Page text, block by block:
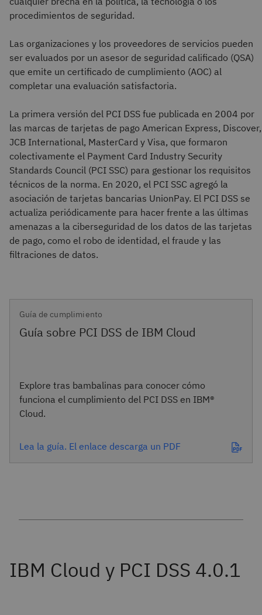
procedimientos de seguridad.
Las organizaciones y los proveedores de servicios pueden
ser evaluados por un asesor de seguridad calificado (QSA)
que emite un certificado de cumplimiento (AOC) al
completar una evaluación satisfactoria.
La primera versión del PCI DSS fue publicada en 2004 por
las marcas de tarjetas de pago American Express, Discover,
JCB International, MasterCard y Visa, que formaron
colectivamente el Payment Card Industry Security
Standards Council (PCI SSC) para gestionar los requisitos
técnicos de la norma. En 2020, el PCI SSC agregó la
asociación de tarjetas bancarias UnionPay. El PCI DSS se
actualiza periódicamente para hacer frente a las últimas
amenazas a la ciberseguridad de los datos de las tarjetas
de pago, como el robo de identidad, el fraude y las
filtraciones de datos.
Guía de cumplimiento
Guía sobre PCI DSS de IBM Cloud
Explore tras bambalinas para conocer cómo
funciona el cumplimiento del PCI DSS en IBM®
Cloud.
Lea la guía. El enlace descarga un PDF